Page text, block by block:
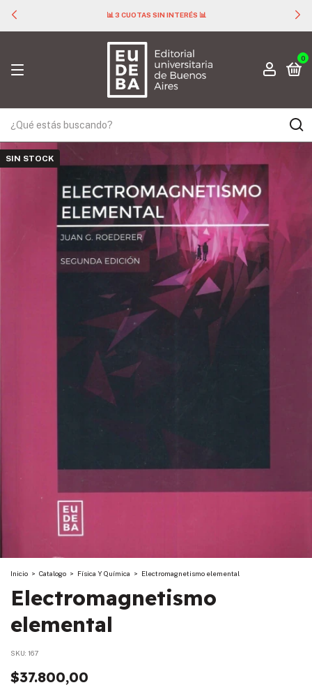
📊 3 CUOTAS SIN INTERÉS 📊
0
SIN STOCK
Inicio > Catalogo > Física Y Química > Electromagnetismo elemental
Electromagnetismo
elemental
SKU: 167
$37.800,00